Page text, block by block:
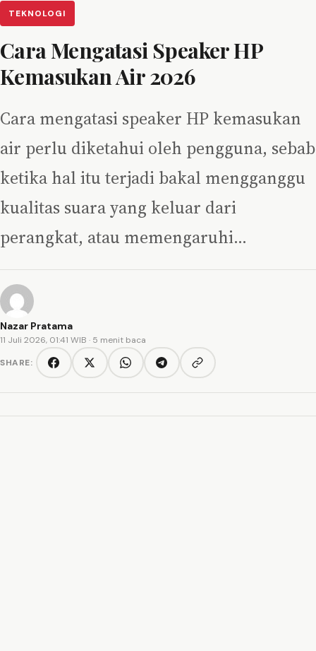
TEKNOLOGI
Cara Mengatasi Speaker HP
Kemasukan Air 2026
Cara mengatasi speaker HP kemasukan
air perlu diketahui oleh pengguna, sebab
ketika hal itu terjadi bakal mengganggu
kualitas suara yang keluar dari
perangkat, atau memengaruhi…
Nazar Pratama
11 Juli 2026, 01:41 WIB · 5 menit baca
SHARE:
FacebookTwitter/XWhatsAppTelegramCopy link